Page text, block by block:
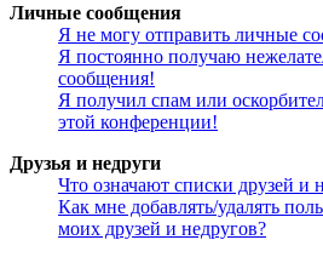
Личные сообщения
Я не могу отправить личные
Я постоянно получаю
сообщения!
Я получил спам или
этой конференции!
Друзья и недруги
Что означают списки друзей и
Как мне добавлять/удалять
моих друзей и недругов?